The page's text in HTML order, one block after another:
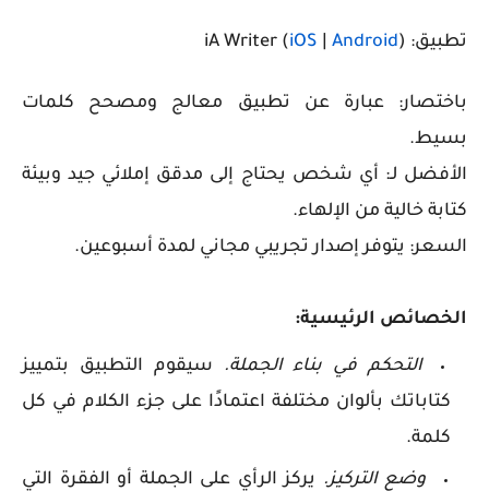
تطبيق: iA Writer ( iOS Android)
باختصار: عبارة عن تطبيق معالج ومصحح كلمات
بسيط.
الأفضل لـ: أي شخص يحتاج إلى مدقق إملائي جيد وبيئة
كتابة خالية من الإلهاء.
السعر: يتوفر إصدار تجريبي مجاني لمدة أسبوعين.
الخصائص الرئيسية:
التحكم في بناء الجملة. سيقوم التطبيق بتمييز
كتاباتك بألوان مختلفة اعتمادًا على جزء الكلام في كل
كلمة.
وضع التركيز. يركز الرأي على الجملة أو الفقرة التي